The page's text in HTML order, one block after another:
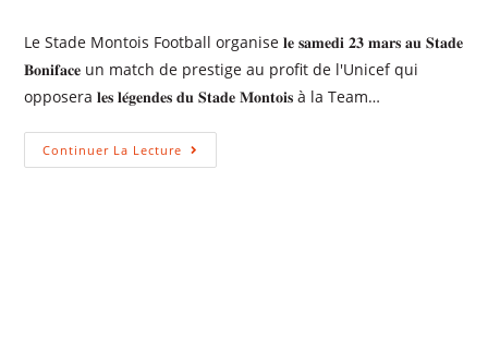
Le Stade Montois Football organise 𝐥𝐞 𝐬𝐚𝐦𝐞𝐝𝐢 𝟐𝟑 𝐦𝐚𝐫𝐬 𝐚𝐮 𝐒𝐭𝐚𝐝𝐞
𝐁𝐨𝐧𝐢𝐟𝐚𝐜𝐞 un match de prestige au profit de l'Unicef qui
opposera 𝐥𝐞𝐬 𝐥𝐞́𝐠𝐞𝐧𝐝𝐞𝐬 𝐝𝐮 𝐒𝐭𝐚𝐝𝐞 𝐌𝐨𝐧𝐭𝐨𝐢𝐬 à la Team…
Continuer La Lecture